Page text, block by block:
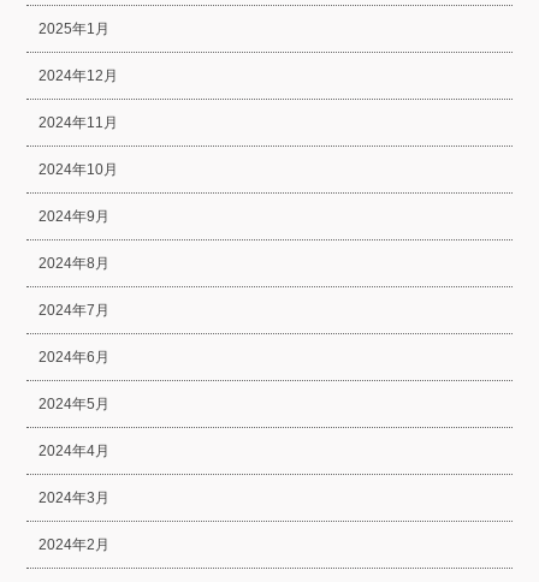
2025年1月
2024年12月
2024年11月
2024年10月
2024年9月
2024年8月
2024年7月
2024年6月
2024年5月
2024年4月
2024年3月
2024年2月